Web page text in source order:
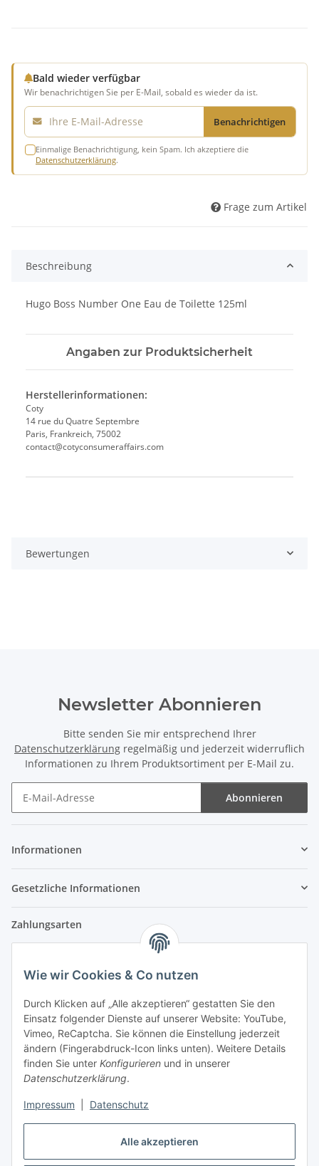
Alle akzeptieren
Wie wir Cookies & Co nutzen
Durch Klicken auf „Alle akzeptieren“ gestatten Sie den
Einsatz folgender Dienste auf unserer Website: YouTube,
Vimeo, ReCaptcha. Sie können die Einstellung jederzeit
ändern (Fingerabdruck-Icon links unten). Weitere Details
finden Sie unter Konfigurieren und in unserer
Datenschutzerklärung.
Impressum Datenschutz
Bald wieder verfügbar
Wir benachrichtigen Sie per E-Mail, sobald es wieder da ist.
E-Mail
Benachrichtigen
Einmalige Benachrichtigung, kein Spam. Ich akzeptiere die
Datenschutzerklärung.
Frage zum Artikel
Beschreibung
Hugo Boss Number One Eau de Toilette 125ml
Angaben zur Produktsicherheit
Herstellerinformationen:
Coty
14 rue du Quatre Septembre
Paris, Frankreich, 75002
contact@cotyconsumeraffairs.com
Bewertungen
Newsletter Abonnieren
Bitte senden Sie mir entsprechend Ihrer
Datenschutzerklärung regelmäßig und jederzeit widerruflich
Informationen zu Ihrem Produktsortiment per E-Mail zu.
Abonnieren
Informationen
Gesetzliche Informationen
Zahlungsarten
Versandpartner
Partner
Vertrag widerrufen